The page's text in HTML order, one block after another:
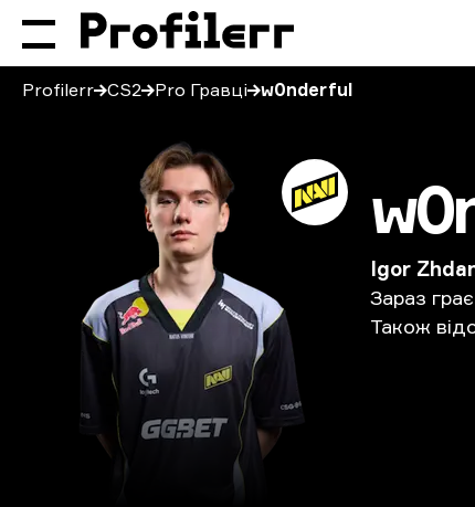
Profilerr CS2 Pro Гравці w0nderful
Igor
Зараз грає
Також